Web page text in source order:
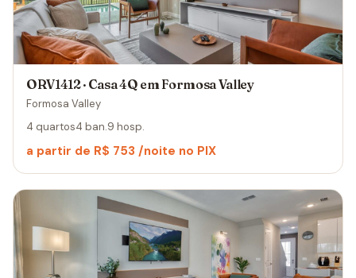
ORV1412 · Casa 4Q em Formosa Valley
Formosa Valley
4 quartos4 ban.9 hosp.
a partir de R$ 753 /noite no PIX